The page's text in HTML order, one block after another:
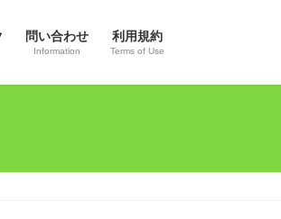
問い合わせ
Information
利用規約
Terms of Use